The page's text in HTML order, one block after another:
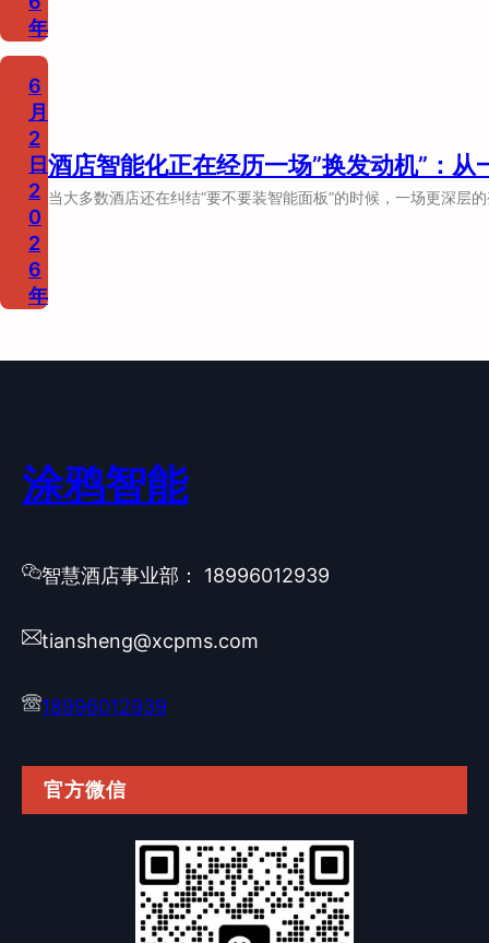
年
6
月
2
日
2
0
2
6
年
酒店智能化正在经历一场”换发动机”：
当大多数酒店还在纠结”要不要装智能面板”的时候，一场更深层
涂鸦智能
智慧酒店事业部： 18996012939
tiansheng@xcpms.com
18996012939
官方微信